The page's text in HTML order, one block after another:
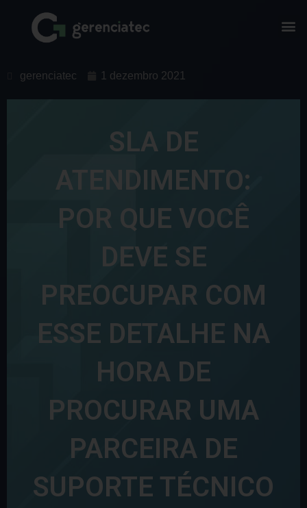
gerenciatec 1 dezembro 2021
SLA DE
ATENDIMENTO:
POR QUE VOCÊ
DEVE SE
PREOCUPAR COM
ESSE DETALHE NA
HORA DE
PROCURAR UMA
PARCEIRA DE
SUPORTE TÉCNICO